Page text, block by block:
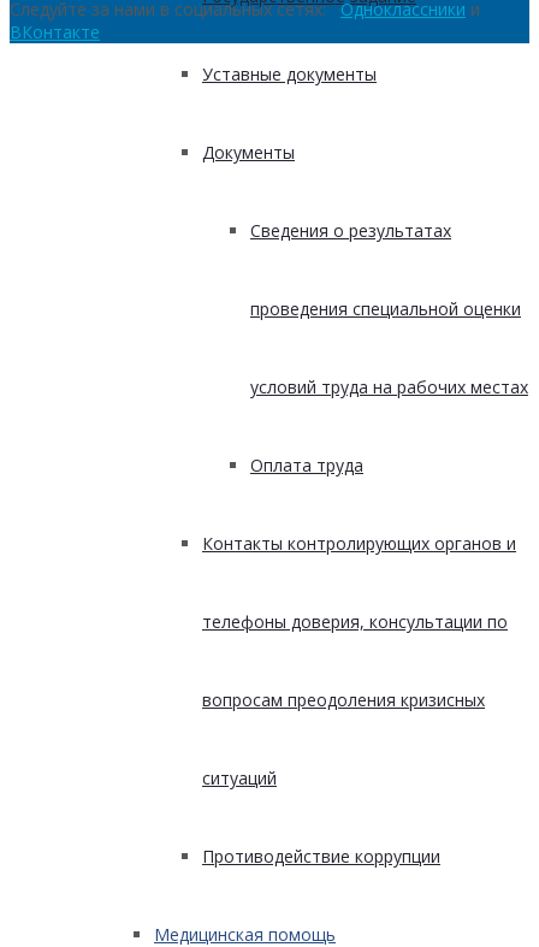
Уставные документы
Документы
Сведения о результатах
проведения специальной оценки
условий труда на рабочих местах
Оплата труда
Контакты контролирующих органов и
телефоны доверия, консультации по
вопросам преодоления кризисных
ситуаций
Противодействие коррупции
Медицинская помощь
Следуйте за нами в социальных сетях:Одноклассники и
ВКонтакте